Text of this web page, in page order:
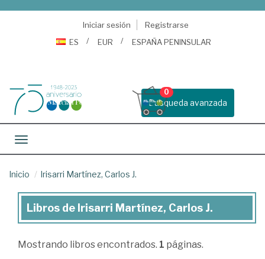
Iniciar sesión
Registrarse
ES
EUR ESPAÑA PENINSULAR
Busqueda avanzada
0
Toggle navigation
Inicio Irisarri Martínez, Carlos J.
Libros
Irisarri
Libros de Irisarri Martínez, Carlos J.
Mostrando libros encontrados. 1 páginas.